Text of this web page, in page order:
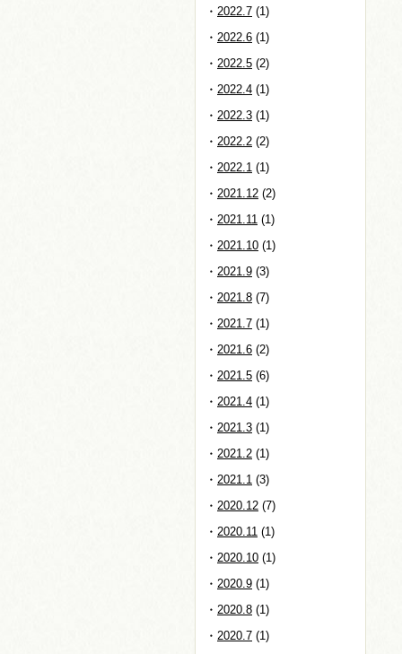
2022.7 (1)
2022.6 (1)
2022.5 (2)
2022.4 (1)
2022.3 (1)
2022.2 (2)
2022.1 (1)
2021.12 (2)
2021.11 (1)
2021.10 (1)
2021.9 (3)
2021.8 (7)
2021.7 (1)
2021.6 (2)
2021.5 (6)
2021.4 (1)
2021.3 (1)
2021.2 (1)
2021.1 (3)
2020.12 (7)
2020.11 (1)
2020.10 (1)
2020.9 (1)
2020.8 (1)
2020.7 (1)